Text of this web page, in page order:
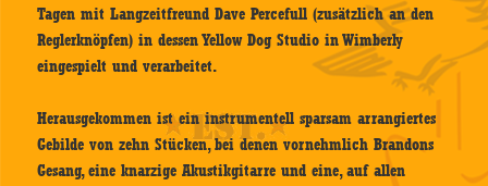
Tagen mit Langzeitfreund Dave Percefull (zusätzlich an den
Reglerknöpfen) in dessen Yellow Dog Studio in Wimberly
eingespielt und verarbeitet.
Herausgekommen ist ein instrumentell sparsam arrangiertes
Gebilde von zehn Stücken, bei denen vornehmlich Brandons
Gesang, eine knarzige Akustikgitarre und eine, auf allen